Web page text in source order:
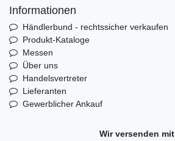
Informationen
Händlerbund - rechtssicher verkaufen
Produkt-Kataloge
Messen
Über uns
Handelsvertreter
Lieferanten
Gewerblicher Ankauf
Wir versenden mit